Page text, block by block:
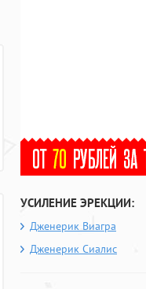
УСИЛЕНИЕ ЭРЕКЦИИ:
Дженерик Виагра
Дженерик Сиалис